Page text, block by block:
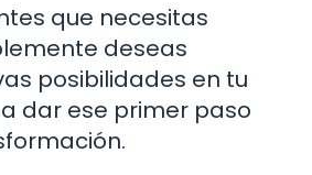
que necesitas
deseas
posibilidades en tu
dar ese primer paso